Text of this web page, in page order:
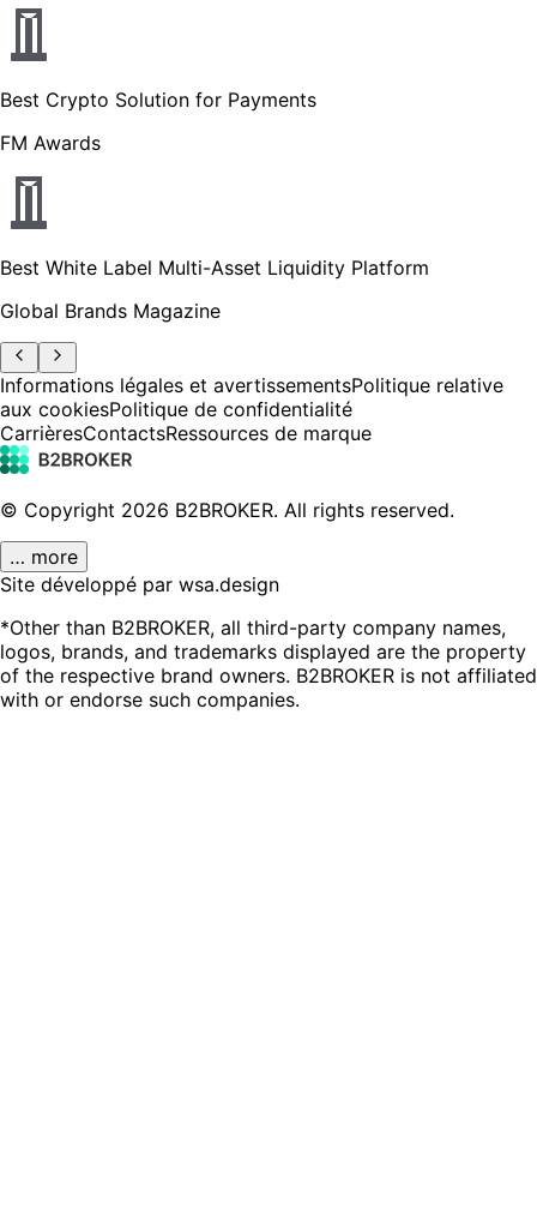
Best Crypto Solution for Payments
FM Awards
Best White Label Multi-Asset Liquidity Platform
Global Brands Magazine
Informations légales et avertissementsPolitique relative
aux cookiesPolitique de confidentialité
CarrièresContactsRessources de marque
© Copyright 2026 B2BROKER. All rights reserved.
… more
Site développé par wsa.design
*Other than B2BROKER, all third-party company names,
logos, brands, and trademarks displayed are the property
of the respective brand owners. B2BROKER is not affiliated
with or endorse such companies.